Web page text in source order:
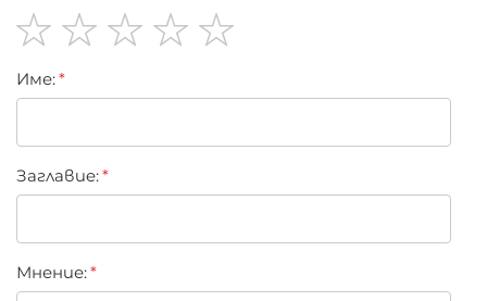
star
stars
stars
stars
stars
Име:
Заглавиe:
Мнение: